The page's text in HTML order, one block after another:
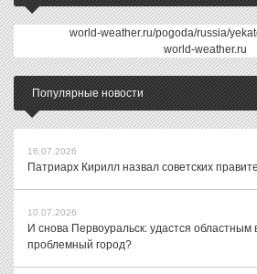
world-weather.ru/pogoda/russia/
world-weather.ru
Популярные новости
16.07.2026
Патриарх Кирилл назвал советских
10.07.2026
И снова Первоуральск: удастся областным
проблемный город?